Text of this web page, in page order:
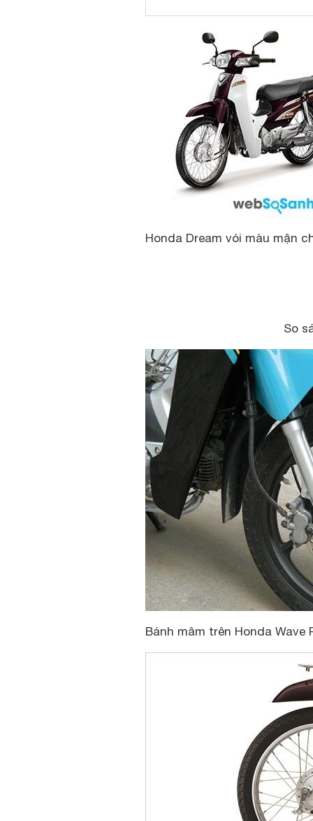
Honda Dream vói màu mận
So
Bánh mâm trên Honda Wave